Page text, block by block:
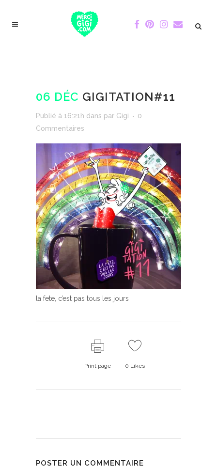
06 DÉC GIGITATION#11
Publié à 16:21h dans par Gigi
0
Commentaires
la fete, c’est pas tous les jours
Print page 0 Likes
POSTER UN COMMENTAIRE